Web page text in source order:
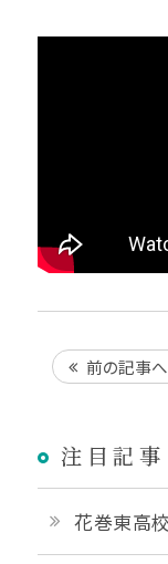
前の記事へ
注目記事